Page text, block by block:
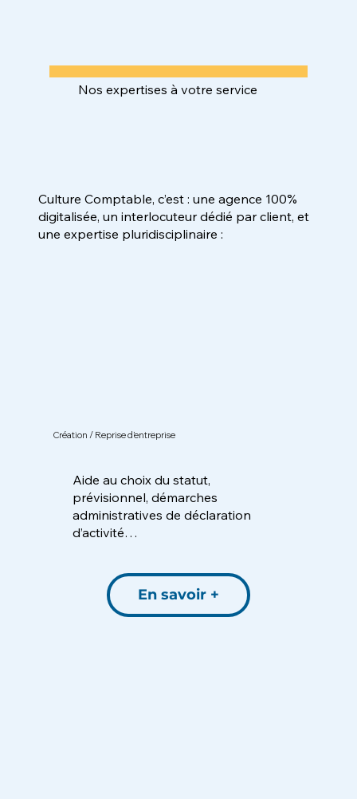
Création / Reprise d’entreprise
Aide au choix du statut,
prévisionnel, démarches
administratives de déclaration
d’activité…
En savoir +
Nos expertises à votre service
Culture Comptable, c’est : une agence 100%
digitalisée, un interlocuteur dédié par client, et
une expertise pluridisciplinaire :